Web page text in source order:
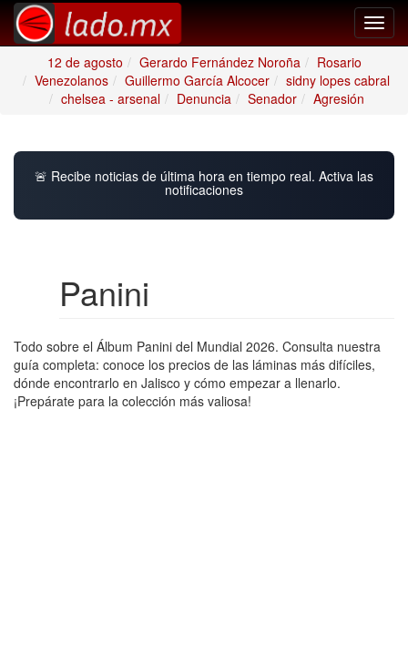
12 de agosto
Gerardo Fernández Noroña
Rosario
Venezolanos
Guillermo García Alcocer
sidny lopes cabral
chelsea - arsenal
Denuncia Senador Agresión
🚨 Recibe noticias de última hora en tiempo real. Activa las
notificaciones
Panini
Todo sobre el Álbum Panini del Mundial 2026. Consulta nuestra
guía completa: conoce los precios de las láminas más difíciles,
dónde encontrarlo en Jalisco y cómo empezar a llenarlo.
¡Prepárate para la colección más valiosa!